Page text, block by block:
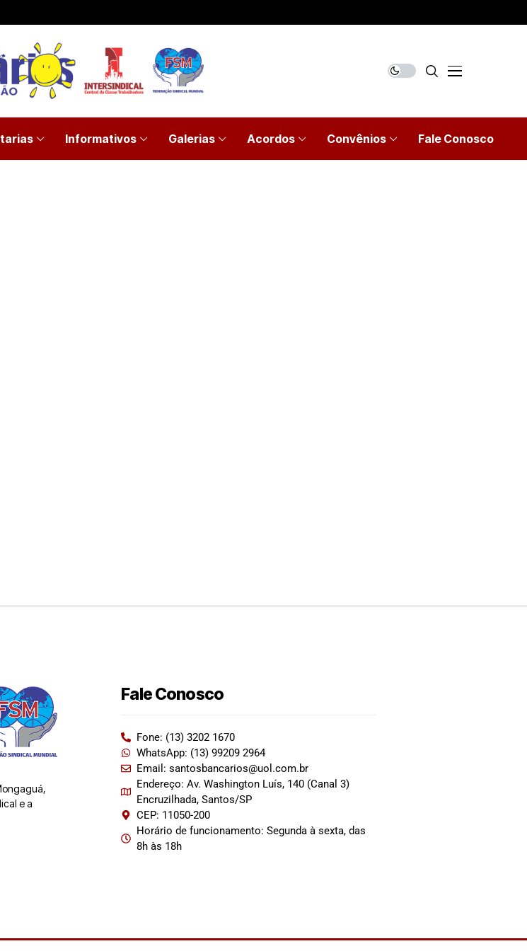
Informativos Galerias Acordos Convênios Fale Conosco
e a
Fale Conosco
Fone: (13) 3202 1670
WhatsApp: (13) 99209 2964
Email: santosbancarios@uol.com.br
Endereço: Av. Washington Luís, 140 (Canal 3)
Encruzilhada, Santos/SP
CEP: 11050-200
Horário de funcionamento: Segunda à sexta, das
8h às 18h